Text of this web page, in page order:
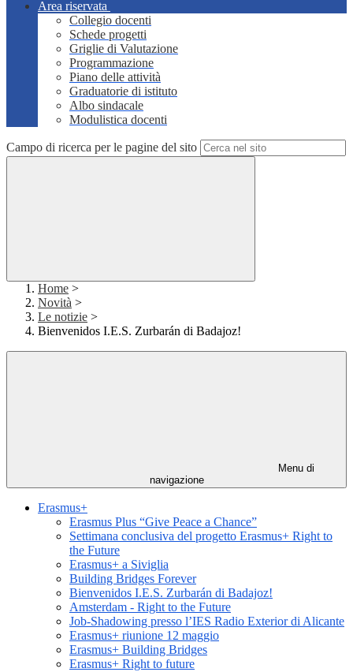
Area riservata
Collegio docenti
Schede progetti
Griglie di Valutazione
Programmazione
Piano delle attività
Graduatorie di istituto
Albo sindacale
Modulistica docenti
Campo di ricerca per le pagine del sito
Home >
Novità >
Le notizie >
Bienvenidos I.E.S. Zurbarán di Badajoz!
Menu di
navigazione
Erasmus+
Erasmus Plus “Give Peace a Chance”
Settimana conclusiva del progetto Erasmus+ Right to
the Future
Erasmus+ a Siviglia
Building Bridges Forever
Bienvenidos I.E.S. Zurbarán di Badajoz!
Amsterdam - Right to the Future
Job-Shadowing presso l’IES Radio Exterior di Alicante
Erasmus+ riunione 12 maggio
Erasmus+ Building Bridges
Erasmus+ Right to future